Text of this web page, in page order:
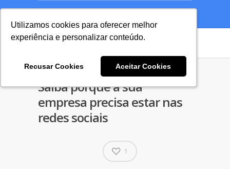
Utilizamos cookies para oferecer melhor
experiência e personalizar conteúdo.
Recusar Cookies Aceitar Cookies
Utilizamos cookies para oferecer melhor
experiência e personalizar conteúdo.
Recusar Cookies Aceitar Cookies
Saiba porque a sua
empresa precisa estar nas
redes sociais
1